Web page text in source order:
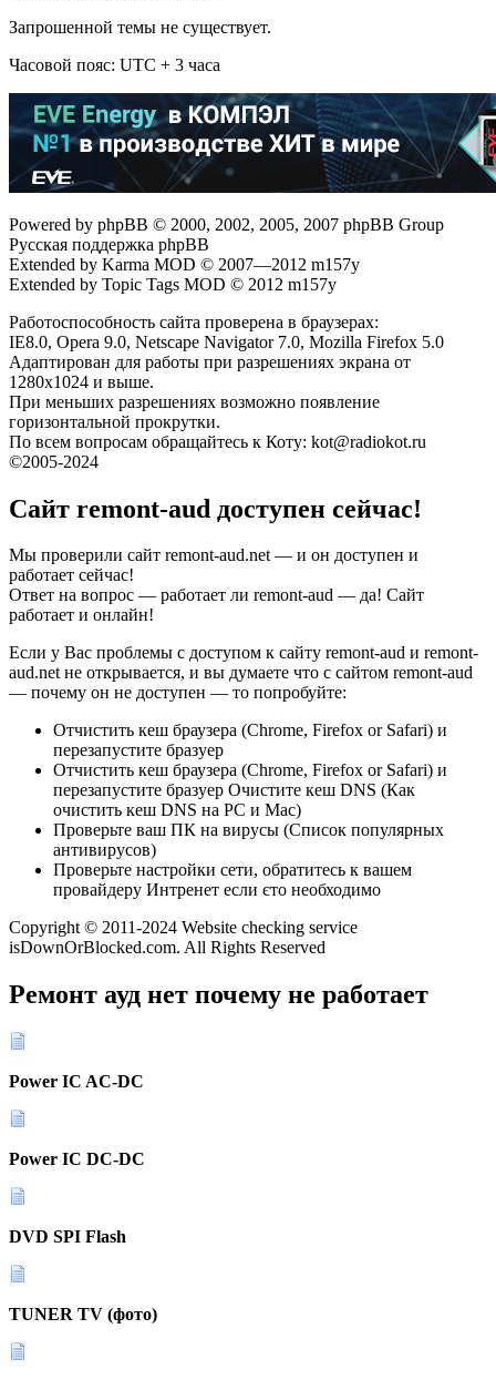
Запрошенной темы не существует.
Часовой пояс: UTC + 3 часа
Powered by phpBB © 2000, 2002, 2005, 2007 phpBB Group
Русская поддержка phpBB
Extended by Karma MOD © 2007—2012 m157y
Extended by Topic Tags MOD © 2012 m157y
Работоспособность сайта проверена в браузерах:
IE8.0, Opera 9.0, Netscape Navigator 7.0, Mozilla Firefox 5.0
Адаптирован для работы при разрешениях экрана от
1280х1024 и выше.
При меньших разрешениях возможно появление
горизонтальной прокрутки.
По всем вопросам обращайтесь к Коту: kot@radiokot.ru
©2005-2024
Сайт remont-aud доступен сейчас!
Мы проверили сайт remont-aud.net — и он доступен и
работает сейчас!
Ответ на вопрос — работает ли remont-aud — да! Сайт
работает и онлайн!
Если у Вас проблемы с доступом к сайту remont-aud и remont-
aud.net не открывается, и вы думаете что с сайтом remont-aud
— почему он не доступен — то попробуйте:
Отчистить кеш браузера (Chrome, Firefox or Safari) и
перезапустите бразуер
Отчистить кеш браузера (Chrome, Firefox or Safari) и
перезапустите бразуер Очистите кеш DNS (Как
очистить кеш DNS на PC и Mac)
Проверьте ваш ПК на вирусы (Список популярных
антивирусов)
Проверьте настройки сети, обратитесь к вашем
провайдеру Интренет если єто необходимо
Copyright © 2011-2024 Website checking service
isDownOrBlocked.com. All Rights Reserved
Ремонт ауд нет почему не работает
Power IC AC-DC
Power IC DC-DC
DVD SPI Flash
TUNER TV (фото)